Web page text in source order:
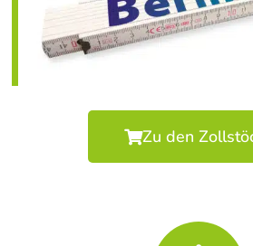
Zu den